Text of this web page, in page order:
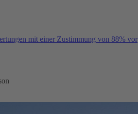
mit einer Zustimmung von 88% vor